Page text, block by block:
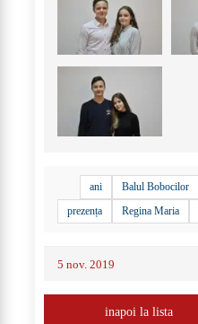
ani Balul Bobocilor
prezența
Regina Maria
5 nov. 2019
inapoi la lista